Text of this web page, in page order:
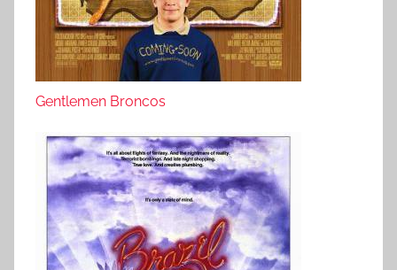
Gentlemen Broncos